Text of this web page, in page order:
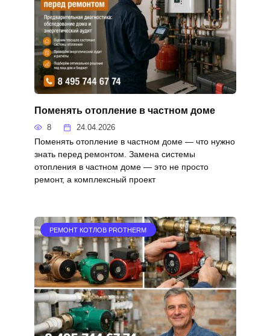
Поменять отопление в частном доме
8 24.04.2026
Поменять отопление в частном доме — что нужно
знать перед ремонтом. Замена системы
отопления в частном доме — это не просто
ремонт, а комплексный проект
РЕМОНТ КОТЛОВ PROTHERM